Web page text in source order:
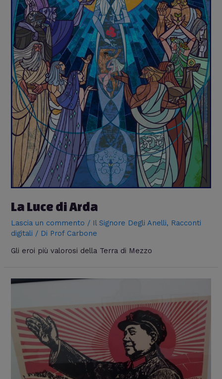
La Luce di Arda
Lascia un commento / Il Signore Degli Anelli, Racconti
digitali / Di Prof Carbone
Gli eroi più valorosi della Terra di Mezzo